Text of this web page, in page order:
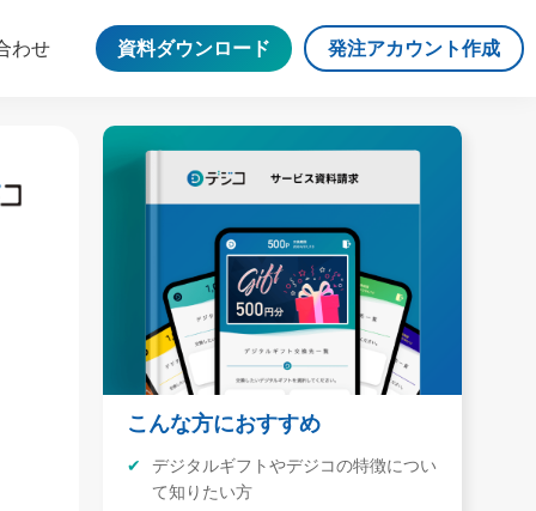
わせ 資料ダウンロード 発注アカウント作成
こんな方におすすめ
デジタルギフトやデジコの特徴につい
て知りたい方